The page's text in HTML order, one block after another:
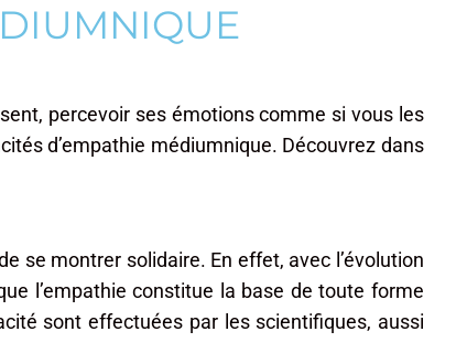
percevoir ses émotions comme si vous les
d’empathie médiumnique. Découvrez dans
se montrer solidaire. En effet, avec l’évolution
l’empathie constitue la base de toute forme
sont effectuées par les scientifiques, aussi